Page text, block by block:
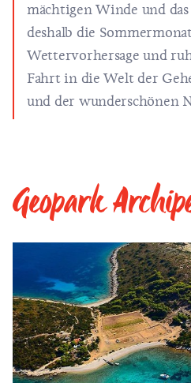
mächtigen Winde und
deshalb die
Wettervorhersage und
Fahrt in die Welt der
und der wunderschönen
Geopark